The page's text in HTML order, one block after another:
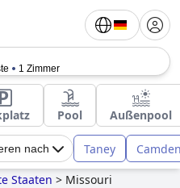
1 Zimmer
Pool Außenpool
nach Taney
Staaten > Missouri